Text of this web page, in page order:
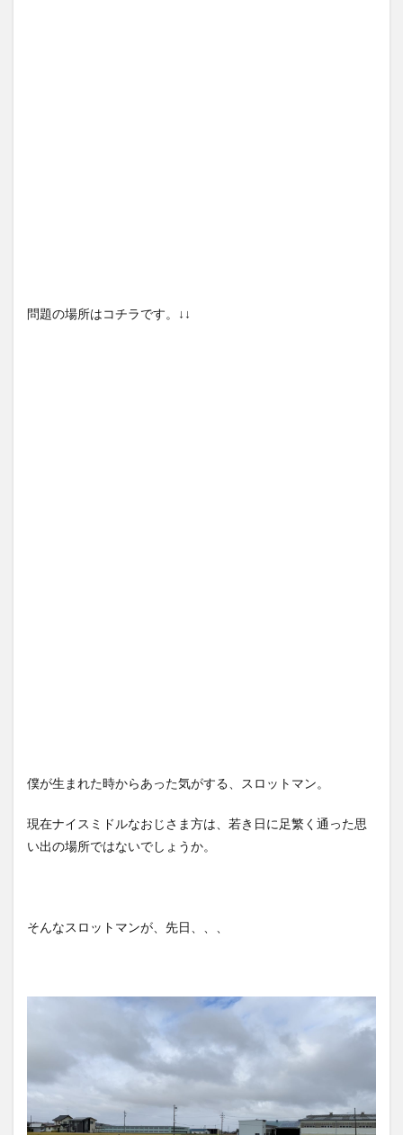
問題の場所はコチラです。↓↓
僕が生まれた時からあった気がする、スロットマン。
現在ナイスミドルなおじさま方は、若き日に足繁く通った思
い出の場所ではないでしょうか。
そんなスロットマンが、先日、、、